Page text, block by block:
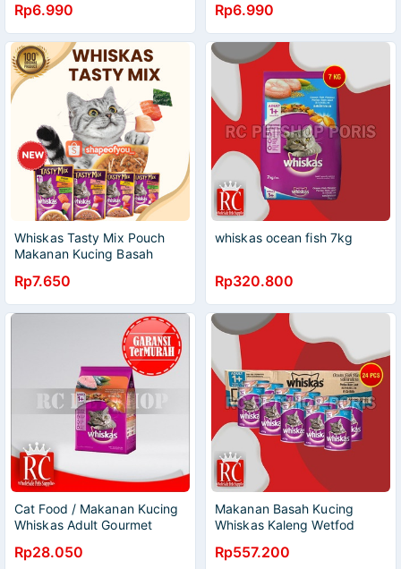
POUCH ADULT TUNA 80
GRAM
Rp6.990
POUCH JUNIOR 85 GRAM
Rp6.990
Whiskas Tasty Mix Pouch
Makanan Kucing Basah
Rp7.650
whiskas ocean fish 7kg
Rp320.800
Cat Food / Makanan Kucing
Whiskas Adult Gourmet
Rp28.050
Makanan Basah Kucing
Whiskas Kaleng Wetfod
Rp557.200